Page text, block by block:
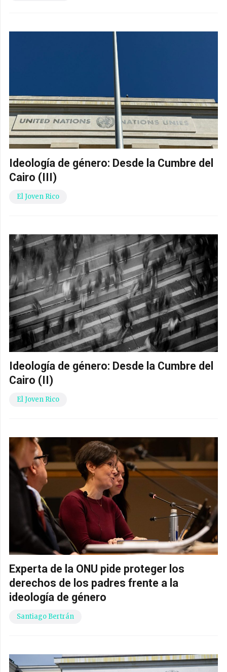
Ideología de género: Desde la Cumbre del
Cairo (III)
El Joven Rico
Ideología de género: Desde la Cumbre del
Cairo (II)
El Joven Rico
Experta de la ONU pide proteger los
derechos de los padres frente a la
ideología de género
Santiago Bertrán